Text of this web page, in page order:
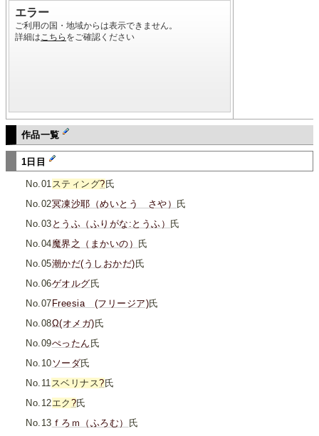
作品一覧
1日目
No.01 スティング?氏
No.02冥凍沙耶（めいとう さや） 氏
No.03 とうふ（ふりがな:とうふ） 氏
No.04魔界之（まかいの） 氏
No.05潮かだ(うしおかだ)氏
No.06ゲオルグ氏
No.07 Freesia (フリージア)氏
No.08Ω(オメガ)氏
No.09ぺったん 氏
No.10 ソーダ氏
No.11 スベリナス?氏
No.12エク ?氏
No.13 ｆろｍ（ふろむ） 氏